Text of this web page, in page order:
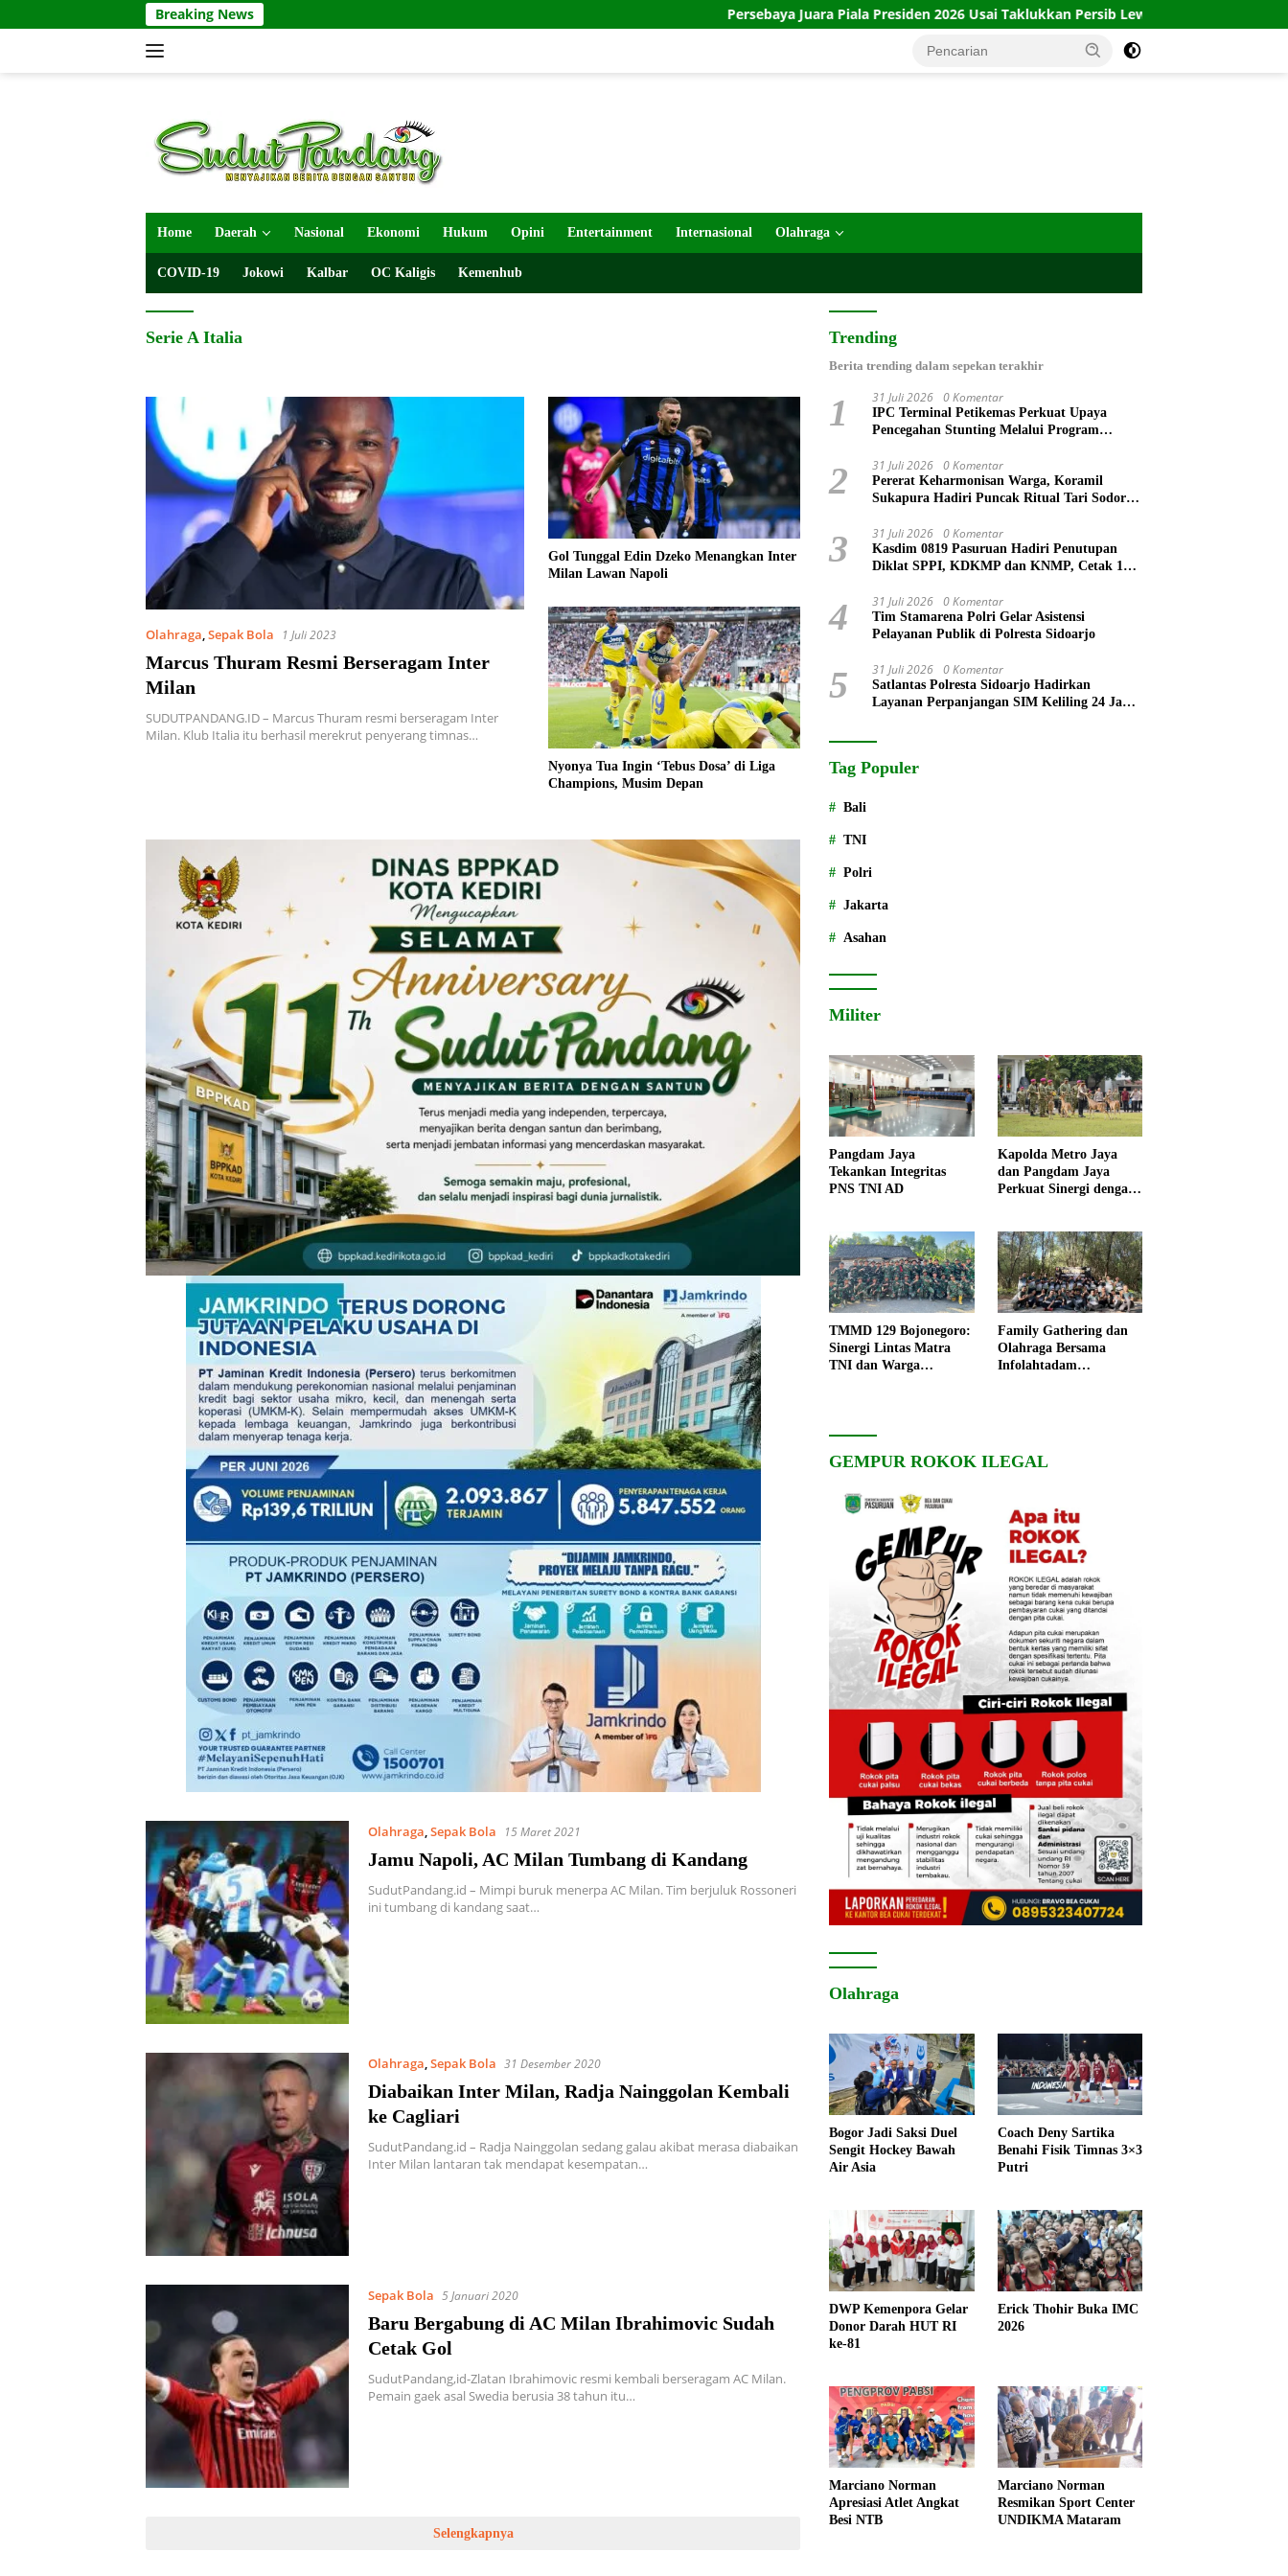
ke
Breaking News Persebaya Juara Piala Presiden 2026 Usai Taklukkan Persib Lewat Adu Penalti
Home Daerah Nasional Ekonomi Hukum Opini Entertainment Internasional Olahraga
COVID-19 Jokowi Kalbar OC Kaligis Kemenhub
Serie A Italia
Olahraga,Sepak Bola 1 Juli 2023
Marcus Thuram Resmi Berseragam Inter
Milan
SUDUTPANDANG.ID – Marcus Thuram resmi berseragam Inter
Milan. Klub Italia itu berhasil merekrut penyerang timnas…
Gol Tunggal Edin Dzeko Menangkan Inter
Milan Lawan Napoli
Nyonya Tua Ingin ‘Tebus Dosa’ di Liga
Champions, Musim Depan
Olahraga,Sepak Bola 15 Maret 2021
Jamu Napoli, AC Milan Tumbang di Kandang
SudutPandang.id – Mimpi buruk menerpa AC Milan. Tim berjuluk Rossoneri
ini tumbang di kandang saat…
Olahraga,Sepak Bola 31 Desember 2020
Diabaikan Inter Milan, Radja Nainggolan Kembali
ke Cagliari
SudutPandang.id – Radja Nainggolan sedang galau akibat merasa diabaikan
Inter Milan lantaran tak mendapat kesempatan…
Sepak Bola 5 Januari 2020
Baru Bergabung di AC Milan Ibrahimovic Sudah
Cetak Gol
SudutPandang,id-Zlatan Ibrahimovic resmi kembali berseragam AC Milan.
Pemain gaek asal Swedia berusia 38 tahun itu…
Selengkapnya
Trending
Berita trending dalam sepekan terakhir
1 31 Juli 2026 0 Komentar
IPC Terminal Petikemas Perkuat Upaya
Pencegahan Stunting Melalui Program
2 31 Juli 2026 0 Komentar
Pererat Keharmonisan Warga, Koramil
Sukapura Hadiri Puncak Ritual Tari Sodoran
3 31 Juli 2026 0 Komentar
Kasdim 0819 Pasuruan Hadiri Penutupan
Diklat SPPI, KDKMP dan KNMP, Cetak 172
4 31 Juli 2026 0 Komentar
Tim Stamarena Polri Gelar Asistensi
Pelayanan Publik di Polresta Sidoarjo
5 31 Juli 2026 0 Komentar
Satlantas Polresta Sidoarjo Hadirkan
Layanan Perpanjangan SIM Keliling 24 Jam
Tag Populer
Bali
TNI
Polri
Jakarta
Asahan
Militer
Pangdam Jaya
Tekankan Integritas
PNS TNI AD
Kapolda Metro Jaya
dan Pangdam Jaya
Perkuat Sinergi dengan
TMMD 129 Bojonegoro:
Sinergi Lintas Matra
TNI dan Warga
Family Gathering dan
Olahraga Bersama
Infolahtadam
GEMPUR ROKOK ILEGAL
Olahraga
Bogor Jadi Saksi Duel
Sengit Hockey Bawah
Air Asia
Coach Deny Sartika
Benahi Fisik Timnas 3×3
Putri
DWP Kemenpora Gelar
Donor Darah HUT RI
ke-81
Erick Thohir Buka IMC
2026
Marciano Norman
Apresiasi Atlet Angkat
Besi NTB
Marciano Norman
Resmikan Sport Center
UNDIKMA Mataram